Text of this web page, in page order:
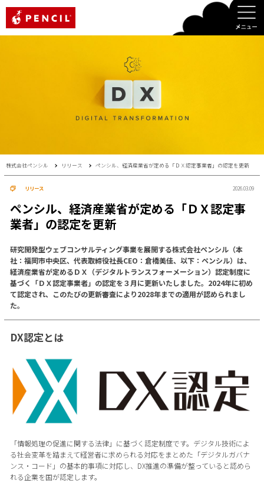
株式会社ペンシル リリース ペンシル、経済産業省が定める「ＤＸ認定事業者」の認定を更新
リリース 2026.03.09
ペンシル、経済産業省が定める「ＤＸ認定事
業者」の認定を更新
研究開発型ウェブコンサルティング事業を展開する株式会社ペンシル（本
社：福岡市中央区、代表取締役社長CEO：倉橋美佳、以下：ペンシル）は、
経済産業省が定めるＤＸ（デジタルトランスフォーメーション）認定制度に
基づく「ＤＸ認定事業者」の認定を３月に更新いたしました。2024年に初め
て認定され、このたびの更新審査により2028年までの適用が認められまし
た。
DX認定とは
「情報処理の促進に関する法律」に基づく認定制度です。デジタル技術によ
る社会変革を踏まえて経営者に求められる対応をまとめた「デジタルガバナ
ンス・コード」の基本的事項に対応し、DX推進の準備が整っていると認めら
れる企業を国が認定します。